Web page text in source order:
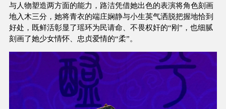
与人物塑造两方面的能力，路洁凭借她出色的表演将角色刻画
地入木三分，她将青衣的端庄娴静与小生英气洒脱把握地恰到
好处，既鲜活彰显了瑶环为民请命、不畏权奸的“刚”，也细腻
刻画了她少女情怀、忠贞爱情的“柔”。